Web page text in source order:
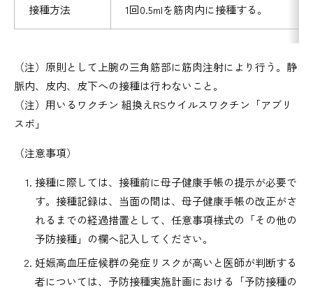
接種方法 1回0.5mlを筋肉内に接種する。
（注）原則として上腕の三角筋部に筋肉注射により行う。静
脈内、皮内、皮下への接種は行わないこと。
（注）用いるワクチン 組換えRSウイルスワクチン「アブリ
スボ」
（注意事項）
接種に際しては、接種前に母子健康手帳の提示が必要で
す。接種記録は、当面の間は、母子健康手帳の改正がさ
れるまでの経過措置として、任意事項様式の「その他の
予防接種」の欄へ記入してください。
妊娠高血圧症候群の発症リスクが高いと医師が判断する
者については、予防接種実施計画における「予防接種の